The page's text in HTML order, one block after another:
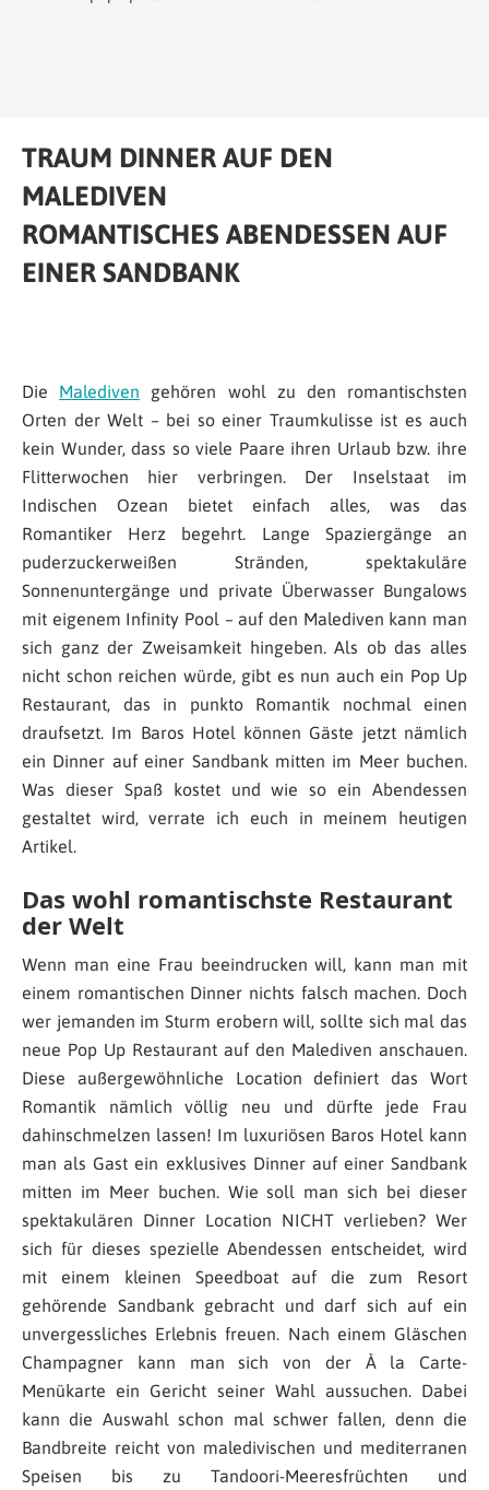
TRAUM DINNER AUF DEN
MALEDIVEN
ROMANTISCHES ABENDESSEN AUF
EINER SANDBANK
Die Malediven gehören wohl zu den romantischsten
Orten der Welt – bei so einer Traumkulisse ist es auch
kein Wunder, dass so viele Paare ihren Urlaub bzw. ihre
Flitterwochen hier verbringen. Der Inselstaat im
Indischen Ozean bietet einfach alles, was das
Romantiker Herz begehrt. Lange Spaziergänge an
puderzuckerweißen Stränden, spektakuläre
Sonnenuntergänge und private Überwasser Bungalows
mit eigenem Infinity Pool – auf den Malediven kann man
sich ganz der Zweisamkeit hingeben. Als ob das alles
nicht schon reichen würde, gibt es nun auch ein Pop Up
Restaurant, das in punkto Romantik nochmal einen
draufsetzt. Im Baros Hotel können Gäste jetzt nämlich
ein Dinner auf einer Sandbank mitten im Meer buchen.
Was dieser Spaß kostet und wie so ein Abendessen
gestaltet wird, verrate ich euch in meinem heutigen
Artikel.
Das wohl romantischste Restaurant
der Welt
Wenn man eine Frau beeindrucken will, kann man mit
einem romantischen Dinner nichts falsch machen. Doch
wer jemanden im Sturm erobern will, sollte sich mal das
neue Pop Up Restaurant auf den Malediven anschauen.
Diese außergewöhnliche Location definiert das Wort
Romantik nämlich völlig neu und dürfte jede Frau
dahinschmelzen lassen! Im luxuriösen Baros Hotel kann
man als Gast ein exklusives Dinner auf einer Sandbank
mitten im Meer buchen. Wie soll man sich bei dieser
spektakulären Dinner Location NICHT verlieben? Wer
sich für dieses spezielle Abendessen entscheidet, wird
mit einem kleinen Speedboat auf die zum Resort
gehörende Sandbank gebracht und darf sich auf ein
unvergessliches Erlebnis freuen. Nach einem Gläschen
Champagner kann man sich von der À la Carte-
Menükarte ein Gericht seiner Wahl aussuchen. Dabei
kann die Auswahl schon mal schwer fallen, denn die
Bandbreite reicht von maledivischen und mediterranen
Speisen bis zu Tandoori-Meeresfrüchten und